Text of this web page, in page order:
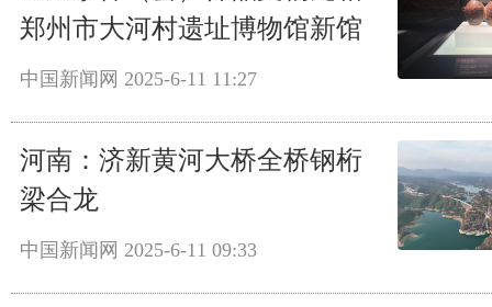
郑州市大河村遗址博物馆新馆
中国新闻网 2025-6-11 11:27
河南：济新黄河大桥全桥钢桁
梁合龙
中国新闻网 2025-6-11 09:33